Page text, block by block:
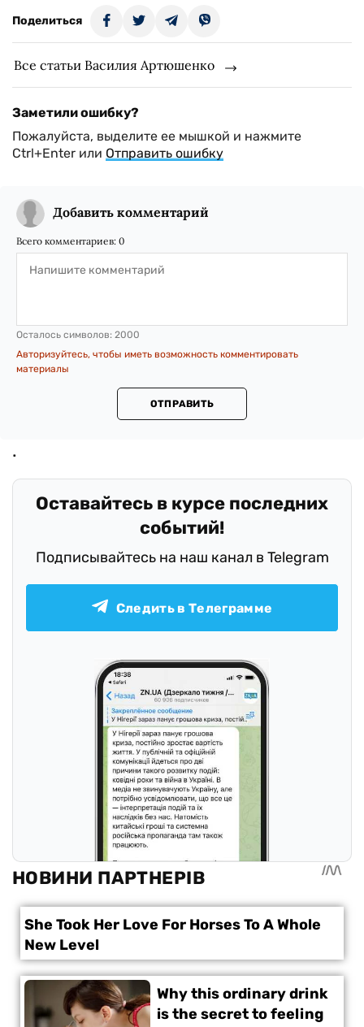
Поделиться
Все статьи Василия Артюшенко
Заметили ошибку?
Пожалуйста, выделите ее мышкой и нажмите
Ctrl+Enter или Отправить ошибку
Добавить комментарий
Всего комментариев: 0
Осталось символов: 2000
Авторизуйтесь, чтобы иметь возможность комментировать
материалы
ОТПРАВИТЬ
Оставайтесь в курсе последних
событий!
Подписывайтесь на наш канал в Telegram
Следить в Телеграмме